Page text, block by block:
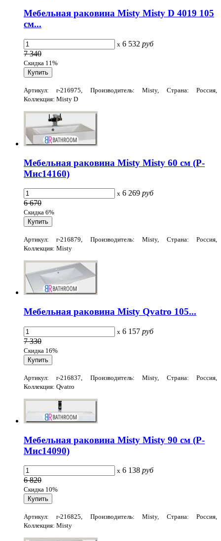
Мебельная раковина Misty Misty D 4019 105
см...
x 6 532 руб
7 340
Скидка 11%
Артикул: r-216975, Производитель: Misty, Страна: Россия,
Коллекция: Misty D
Мебельная раковина Misty Misty 60 см (Р-
Мис14160)
x 6 269 руб
6 670
Скидка 6%
Артикул: r-216879, Производитель: Misty, Страна: Россия,
Коллекция: Misty
Мебельная раковина Misty Qvatro 105...
x 6 157 руб
7 330
Скидка 16%
Артикул: r-216837, Производитель: Misty, Страна: Россия,
Коллекция: Qvatro
Мебельная раковина Misty Misty 90 см (Р-
Мис14090)
x 6 138 руб
6 820
Скидка 10%
Артикул: r-216825, Производитель: Misty, Страна: Россия,
Коллекция: Misty